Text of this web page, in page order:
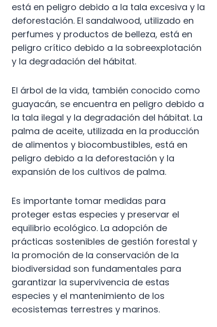
está en peligro debido a la tala excesiva y la
deforestación. El sandalwood, utilizado en
perfumes y productos de belleza, está en
peligro crítico debido a la sobreexplotación
y la degradación del hábitat.
El árbol de la vida, también conocido como
guayacán, se encuentra en peligro debido a
la tala ilegal y la degradación del hábitat. La
palma de aceite, utilizada en la producción
de alimentos y biocombustibles, está en
peligro debido a la deforestación y la
expansión de los cultivos de palma.
Es importante tomar medidas para
proteger estas especies y preservar el
equilibrio ecológico. La adopción de
prácticas sostenibles de gestión forestal y
la promoción de la conservación de la
biodiversidad son fundamentales para
garantizar la supervivencia de estas
especies y el mantenimiento de los
ecosistemas terrestres y marinos.